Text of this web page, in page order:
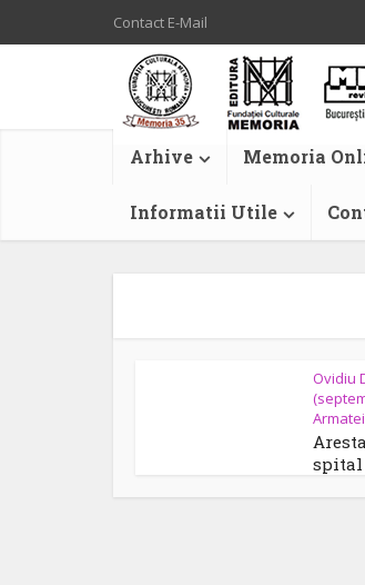
Contact E-Mail
Arhive Memoria
Informatii Utile
Ovidiu